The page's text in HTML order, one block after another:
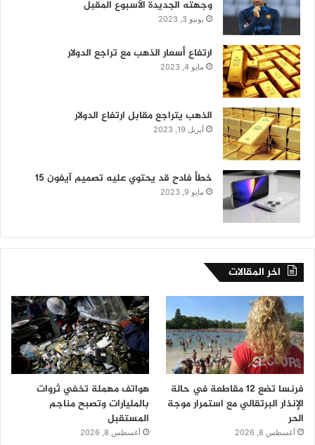
وجهته الجديدة الأسبوع المقبل
يونيو 3, 2023
ارتفاع أسعار الذهب مع تراجع الدولار
مايو 4, 2023
الذهب يتراجع مقابل ارتفاع الدولار
أبريل 19, 2023
خطأ فادح قد يحتوي عليه تصميم آيفون 15
مايو 9, 2023
اخر المقالات
فرنسا تضع 12 مقاطعة في حالة
الإنذار البرتقالي مع استمرار موجة
الحر
أغسطس 8, 2026
هواتف مهملة تخفي ثروات
بالمليارات وتصبح مناجم
المستقبل
أغسطس 8, 2026